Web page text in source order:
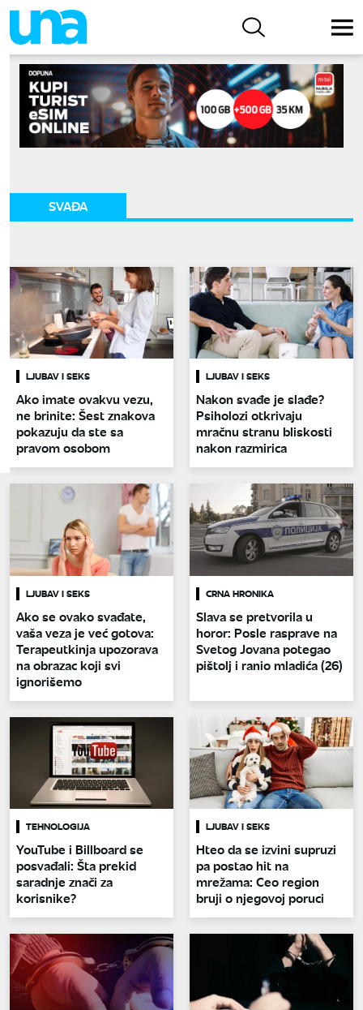
SVAĐA
LJUBAV I SEKS
Ako imate ovakvu vezu,
ne brinite: Šest znakova
pokazuju da ste sa
pravom osobom
LJUBAV I SEKS
Nakon svađe je slađe?
Psiholozi otkrivaju
mračnu stranu bliskosti
nakon razmirica
LJUBAV I SEKS
Ako se ovako svađate,
vaša veza je već gotova:
Terapeutkinja upozorava
na obrazac koji svi
ignorišemo
CRNA HRONIKA
Slava se pretvorila u
horor: Posle rasprave na
Svetog Jovana potegao
pištolj i ranio mladića (26)
TEHNOLOGIJA
YouTube i Billboard se
posvađali: Šta prekid
saradnje znači za
korisnike?
LJUBAV I SEKS
Hteo da se izvini supruzi
pa postao hit na
mrežama: Ceo region
bruji o njegovoj poruci